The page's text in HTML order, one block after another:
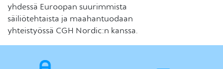
yhdessä Euroopan suurimmista
säiliötehtaista ja maahantuodaan
yhteistyössä CGH Nordic:n kanssa.